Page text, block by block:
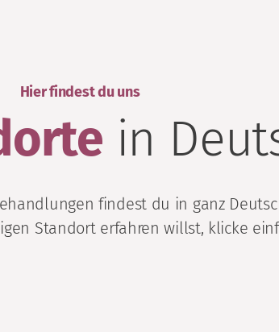
Hier findest du uns
in
findest du in ganz
Standort erfahren willst, klicke